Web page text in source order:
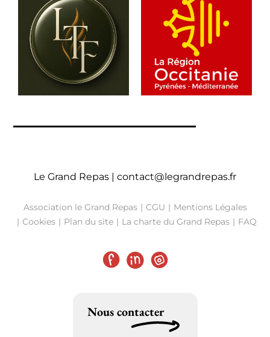
Le Grand Repas | contact@legrandrepas.fr
Association le Grand Repas CGU
Mentions Légales
Cookies
Plan du site La charte du Grand Repas FAQ
FacebookLinkedInInstagram
Nous contacter